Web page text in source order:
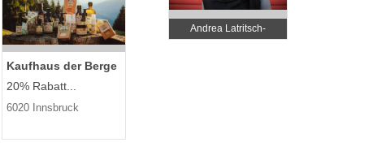
Kaufhaus der Berge
20% Rabatt...
6020 Innsbruck
Andrea Latritsch-
Karlbauer